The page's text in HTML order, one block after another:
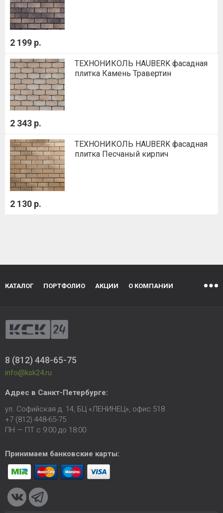
2 199 р.
ТЕХНОНИКОЛЬ HAUBERK фасадная
плитка Камень Травертин
2 343 р.
ТЕХНОНИКОЛЬ HAUBERK фасадная
плитка Песчаный кирпич
2 130 р.
КАТАЛОГ ПОРТФОЛИО АКЦИИ О КОМПАНИИ
8 (812) 448-65-75
info@ksk24.ru
Адрес в Санкт-Петербурге:
ул. Софийская д. 14, БЦ «ЛЕНИНЕЦ», офис 518
+7 (812) 448-65-75
ПН — ПТ с 9:00 до 18:00
Принимаем банковские карты: